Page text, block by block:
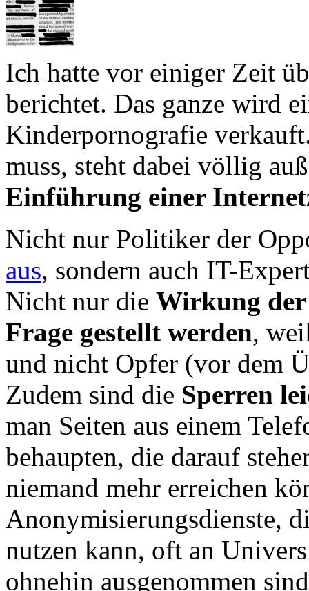
Ich hatte vor einiger Zeit
berichtet. Das ganze wird
Kinderpornografie
muss, steht dabei völlig
Einführung einer
Nicht nur Politiker der
aus, sondern auch IT-
Nicht nur die Wirkung der
Frage gestellt werden,
und nicht Opfer (vor dem
Zudem sind die Sperren
man Seiten aus einem
behaupten, die darauf
niemand mehr erreichen
Anonymisierungsdienste,
nutzen kann, oft an
ohnehin ausgenommen